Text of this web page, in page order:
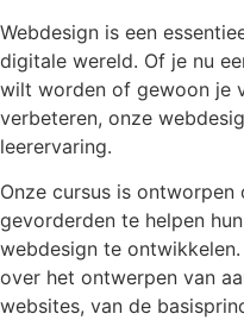
Webdesign is een
digitale wereld. Of je nu
wilt worden of gewoon je
verbeteren, onze
leerervaring.
Onze cursus is
gevorderden te helpen
webdesign te
over het ontwerpen van
websites, van de